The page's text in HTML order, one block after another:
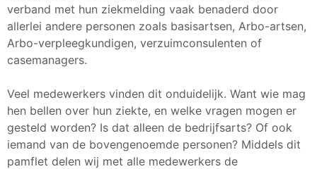
verband met hun ziekmelding vaak benaderd door
allerlei andere personen zoals basisartsen, Arbo-artsen,
Arbo-verpleegkundigen, verzuimconsulenten of
casemanagers.
Veel medewerkers vinden dit onduidelijk. Want wie mag
hen bellen over hun ziekte, en welke vragen mogen er
gesteld worden? Is dat alleen de bedrijfsarts? Of ook
iemand van de bovengenoemde personen? Middels dit
pamflet delen wij met alle medewerkers de